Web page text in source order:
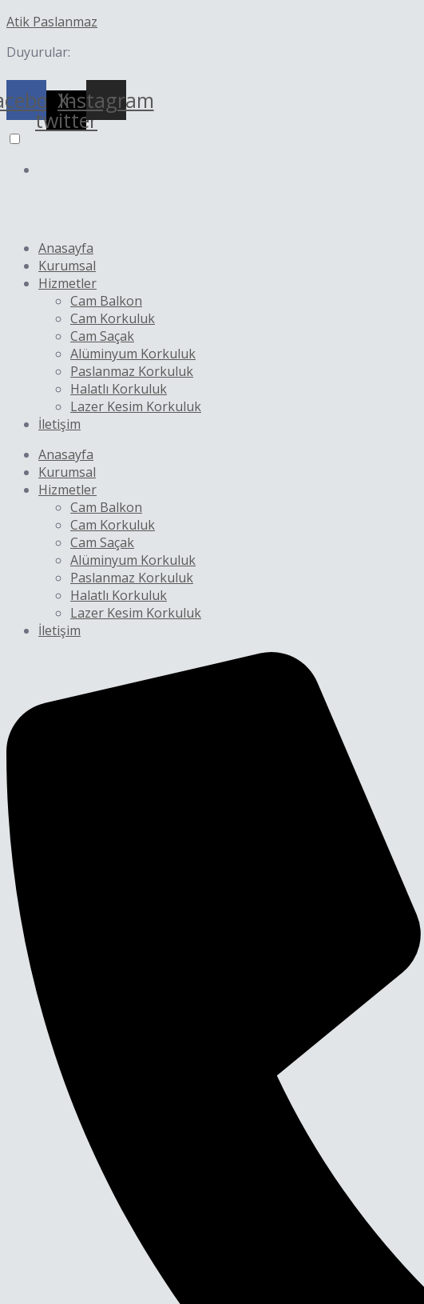
atla
Atik Paslanmaz
Duyurular:
X-
twitter
Instagram
Anasayfa
Kurumsal
Hizmetler
Cam Balkon
Cam Korkuluk
Cam Saçak
Alüminyum Korkuluk
Paslanmaz Korkuluk
Halatlı Korkuluk
Lazer Kesim Korkuluk
İletişim
Anasayfa
Kurumsal
Hizmetler
Cam Balkon
Cam Korkuluk
Cam Saçak
Alüminyum Korkuluk
Paslanmaz Korkuluk
Halatlı Korkuluk
Lazer Kesim Korkuluk
İletişim
dolaşımı